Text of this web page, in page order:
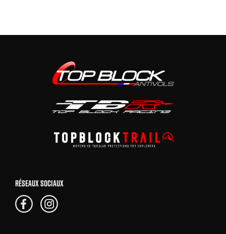
RÉSEAUX SOCIAUX